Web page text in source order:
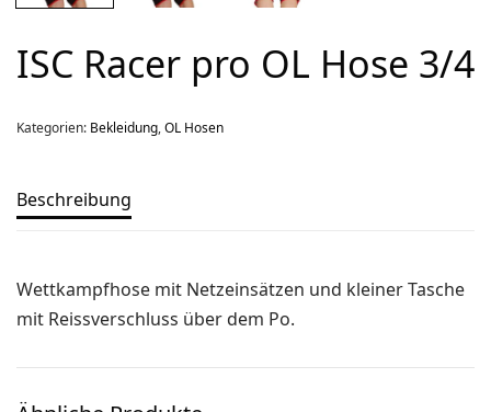
ISC Racer pro OL Hose 3/4
Kategorien: Bekleidung,OL Hosen
Beschreibung
Wettkampfhose mit Netzeinsätzen und kleiner Tasche
mit Reissverschluss über dem Po.
Produkt-Kategorien
Aktion
Bekleidung
Kompasse
OL-Ausrüstung